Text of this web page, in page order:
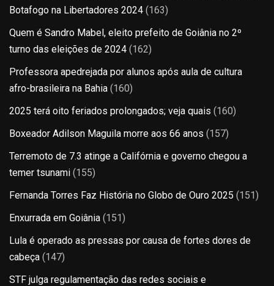
Botafogo na Libertadores 2024 (163)
Quem é Sandro Mabel, eleito prefeito de Goiânia no 2º
turno das eleições de 2024 (162)
Professora apedrejada por alunos após aula de cultura
afro-brasileira na Bahia (160)
2025 terá oito feriados prolongados; veja quais (160)
Boxeador Adilson Maguila morre aos 66 anos (157)
Terremoto de 7.3 atinge a Califórnia e governo chegou a
temer tsunami (155)
Fernanda Torres Faz História no Globo de Ouro 2025 (151)
Enxurrada em Goiânia (151)
Lula é operado as pressas por causa de fortes dores de
cabeça (147)
STF julga regulamentação das redes sociais e